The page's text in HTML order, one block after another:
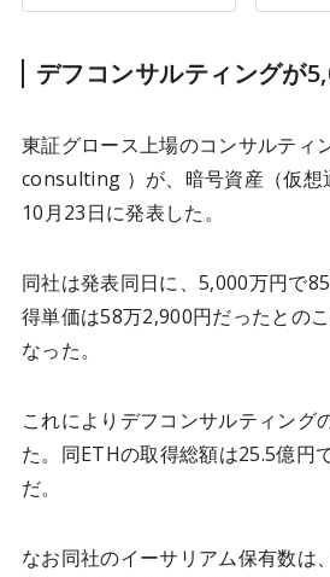
デフコンサルティングが
東証グロース上場のコンサルティ
consulting ）が、暗号資産（仮想
10月23日に発表した。
同社は発表同日に、5,000万円で
得単価は58万2,900円だったとの
なった。
これによりデフコンサルティング
た。同ETHの取得総額は25.5億円
だ。
なお同社のイーサリアム保有数は